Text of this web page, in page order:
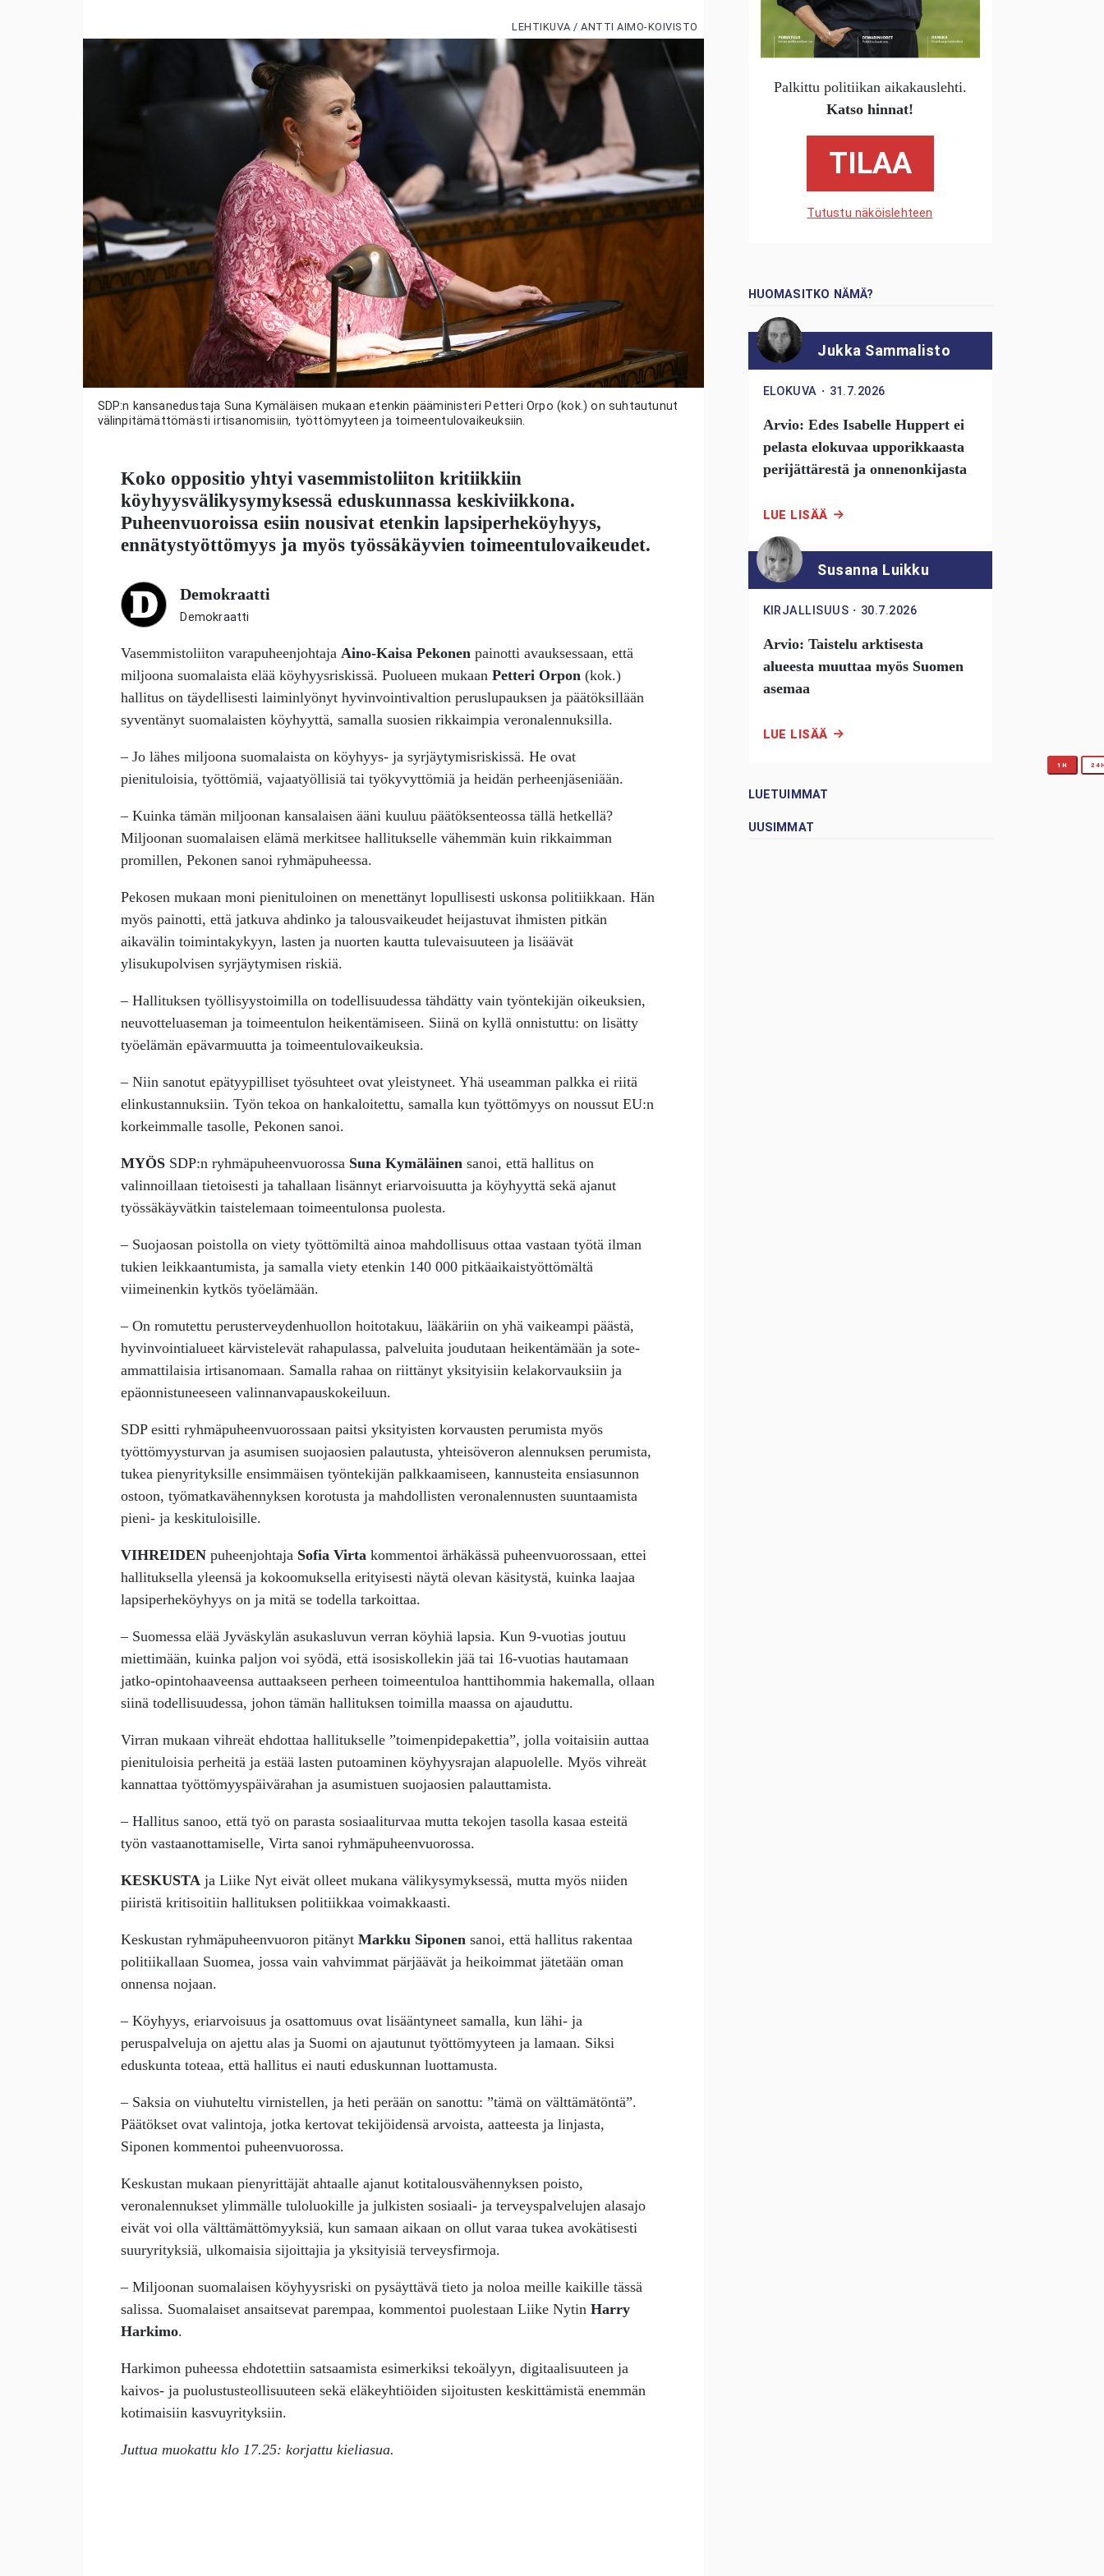
LEHTIKUVA / ANTTI AIMO-KOIVISTO
SDP:n kansanedustaja Suna Kymäläisen mukaan etenkin pääministeri Petteri Orpo (kok.) on suhtautunut
välinpitämättömästi irtisanomisiin, työttömyyteen ja toimeentulovaikeuksiin.
Koko oppositio yhtyi vasemmistoliiton kritiikkiin
köyhyysvälikysymyksessä eduskunnassa keskiviikkona.
Puheenvuoroissa esiin nousivat etenkin lapsiperheköyhyys,
ennätystyöttömyys ja myös työssäkäyvien toimeentulovaikeudet.
Demokraatti
Demokraatti
Vasemmistoliiton varapuheenjohtajaAino-Kaisa Pekonen painotti avauksessaan, että
miljoona suomalaista elää köyhyysriskissä. Puolueen mukaanPetteri Orpon (kok.)
hallitus on täydellisesti laiminlyönyt hyvinvointivaltion peruslupauksen ja päätöksillään
syventänyt suomalaisten köyhyyttä, samalla suosien rikkaimpia veronalennuksilla.
– Jo lähes miljoona suomalaista on köyhyys- ja syrjäytymisriskissä. He ovat
pienituloisia, työttömiä, vajaatyöllisiä tai työkyvyttömiä ja heidän perheenjäseniään.
– Kuinka tämän miljoonan kansalaisen ääni kuuluu päätöksenteossa tällä hetkellä?
Miljoonan suomalaisen elämä merkitsee hallitukselle vähemmän kuin rikkaimman
promillen, Pekonen sanoi ryhmäpuheessa.
Pekosen mukaan moni pienituloinen on menettänyt lopullisesti uskonsa politiikkaan. Hän
myös painotti, että jatkuva ahdinko ja talousvaikeudet heijastuvat ihmisten pitkän
aikavälin toimintakykyyn, lasten ja nuorten kautta tulevaisuuteen ja lisäävät
ylisukupolvisen syrjäytymisen riskiä.
– Hallituksen työllisyystoimilla on todellisuudessa tähdätty vain työntekijän oikeuksien,
neuvotteluaseman ja toimeentulon heikentämiseen. Siinä on kyllä onnistuttu: on lisätty
työelämän epävarmuutta ja toimeentulovaikeuksia.
– Niin sanotut epätyypilliset työsuhteet ovat yleistyneet. Yhä useamman palkka ei riitä
elinkustannuksiin. Työn tekoa on hankaloitettu, samalla kun työttömyys on noussut EU:n
korkeimmalle tasolle, Pekonen sanoi.
MYÖS SDP:n ryhmäpuheenvuorossa Suna Kymäläinen sanoi, että hallitus on
valinnoillaan tietoisesti ja tahallaan lisännyt eriarvoisuutta ja köyhyyttä sekä ajanut
työssäkäyvätkin taistelemaan toimeentulonsa puolesta.
– Suojaosan poistolla on viety työttömiltä ainoa mahdollisuus ottaa vastaan työtä ilman
tukien leikkaantumista, ja samalla viety etenkin 140 000 pitkäaikaistyöttömältä
viimeinenkin kytkös työelämään.
– On romutettu perusterveydenhuollon hoitotakuu, lääkäriin on yhä vaikeampi päästä,
hyvinvointialueet kärvistelevät rahapulassa, palveluita joudutaan heikentämään ja sote-
ammattilaisia irtisanomaan. Samalla rahaa on riittänyt yksityisiin kelakorvauksiin ja
epäonnistuneeseen valinnanvapauskokeiluun.
SDP esitti ryhmäpuheenvuorossaan paitsi yksityisten korvausten perumista myös
työttömyysturvan ja asumisen suojaosien palautusta, yhteisöveron alennuksen perumista,
tukea pienyrityksille ensimmäisen työntekijän palkkaamiseen, kannusteita ensiasunnon
ostoon, työmatkavähennyksen korotusta ja mahdollisten veronalennusten suuntaamista
pieni- ja keskituloisille.
VIHREIDEN puheenjohtaja Sofia Virta kommentoi ärhäkässä puheenvuorossaan, ettei
hallituksella yleensä ja kokoomuksella erityisesti näytä olevan käsitystä, kuinka laajaa
lapsiperheköyhyys on ja mitä se todella tarkoittaa.
– Suomessa elää Jyväskylän asukasluvun verran köyhiä lapsia. Kun 9-vuotias joutuu
miettimään, kuinka paljon voi syödä, että isosiskollekin jää tai 16-vuotias hautamaan
jatko-opintohaaveensa auttaakseen perheen toimeentuloa hanttihommia hakemalla, ollaan
siinä todellisuudessa, johon tämän hallituksen toimilla maassa on ajauduttu.
Virran mukaan vihreät ehdottaa hallitukselle ”toimenpidepakettia”, jolla voitaisiin auttaa
pienituloisia perheitä ja estää lasten putoaminen köyhyysrajan alapuolelle. Myös vihreät
kannattaa työttömyyspäivärahan ja asumistuen suojaosien palauttamista.
– Hallitus sanoo, että työ on parasta sosiaaliturvaa mutta tekojen tasolla kasaa esteitä
työn vastaanottamiselle, Virta sanoi ryhmäpuheenvuorossa.
KESKUSTA ja Liike Nyt eivät olleet mukana välikysymyksessä, mutta myös niiden
piiristä kritisoitiin hallituksen politiikkaa voimakkaasti.
Keskustan ryhmäpuheenvuoron pitänytMarkku Siponen sanoi, että hallitus rakentaa
politiikallaan Suomea, jossa vain vahvimmat pärjäävät ja heikoimmat jätetään oman
onnensa nojaan.
– Köyhyys, eriarvoisuus ja osattomuus ovat lisääntyneet samalla, kun lähi- ja
peruspalveluja on ajettu alas ja Suomi on ajautunut työttömyyteen ja lamaan. Siksi
eduskunta toteaa, että hallitus ei nauti eduskunnan luottamusta.
– Saksia on viuhuteltu virnistellen, ja heti perään on sanottu: ”tämä on välttämätöntä”.
Päätökset ovat valintoja, jotka kertovat tekijöidensä arvoista, aatteesta ja linjasta,
Siponen kommentoi puheenvuorossa.
Keskustan mukaan pienyrittäjät ahtaalle ajanut kotitalousvähennyksen poisto,
veronalennukset ylimmälle tuloluokille ja julkisten sosiaali- ja terveyspalvelujen alasajo
eivät voi olla välttämättömyyksiä, kun samaan aikaan on ollut varaa tukea avokätisesti
suuryrityksiä, ulkomaisia sijoittajia ja yksityisiä terveysfirmoja.
– Miljoonan suomalaisen köyhyysriski on pysäyttävä tieto ja noloa meille kaikille tässä
salissa. Suomalaiset ansaitsevat parempaa, kommentoi puolestaan Liike NytinHarry
Harkimo.
Harkimon puheessa ehdotettiin satsaamista esimerkiksi tekoälyyn, digitaalisuuteen ja
kaivos- ja puolustusteollisuuteen sekä eläkeyhtiöiden sijoitusten keskittämistä enemmän
kotimaisiin kasvuyrityksiin.
Juttua muokattu klo 17.25: korjattu kieliasua.
Palkittu politiikan aikakauslehti.
Katso hinnat!
TILAA
Tutustu näköislehteen
HUOMASITKO NÄMÄ?
Jukka Sammalisto
ELOKUVA ・ 31.7.2026
Arvio: Edes Isabelle Huppert ei
pelasta elokuvaa upporikkaasta
perijättärestä ja onnenonkijasta
LUE LISÄÄ
Susanna Luikku
KIRJALLISUUS ・ 30.7.2026
Arvio: Taistelu arktisesta
alueesta muuttaa myös Suomen
asemaa
LUE LISÄÄ
LUETUIMMAT
1H
UUSIMMAT